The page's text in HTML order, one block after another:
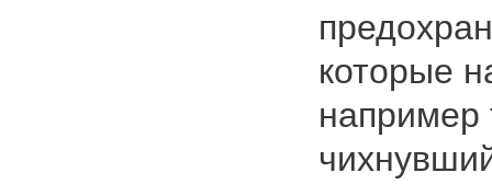
которые
например